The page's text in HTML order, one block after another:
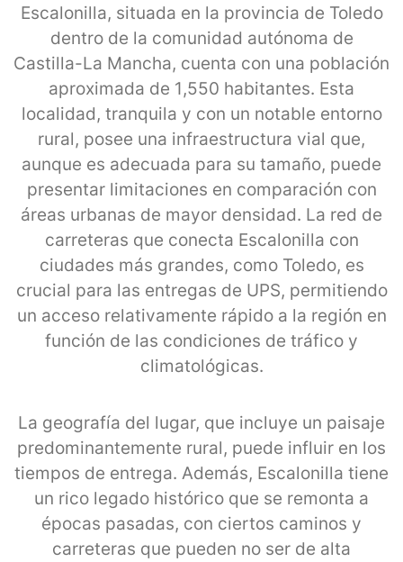
Escalonilla, situada en la provincia de Toledo
dentro de la comunidad autónoma de
Castilla-La Mancha, cuenta con una población
aproximada de 1,550 habitantes. Esta
localidad, tranquila y con un notable entorno
rural, posee una infraestructura vial que,
aunque es adecuada para su tamaño, puede
presentar limitaciones en comparación con
áreas urbanas de mayor densidad. La red de
carreteras que conecta Escalonilla con
ciudades más grandes, como Toledo, es
crucial para las entregas de UPS, permitiendo
un acceso relativamente rápido a la región en
función de las condiciones de tráfico y
climatológicas.
La geografía del lugar, que incluye un paisaje
predominantemente rural, puede influir en los
tiempos de entrega. Además, Escalonilla tiene
un rico legado histórico que se remonta a
épocas pasadas, con ciertos caminos y
carreteras que pueden no ser de alta